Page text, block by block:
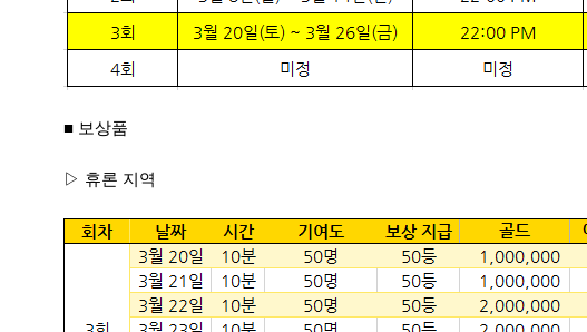
■ 보상품
▷ 휴론 지역